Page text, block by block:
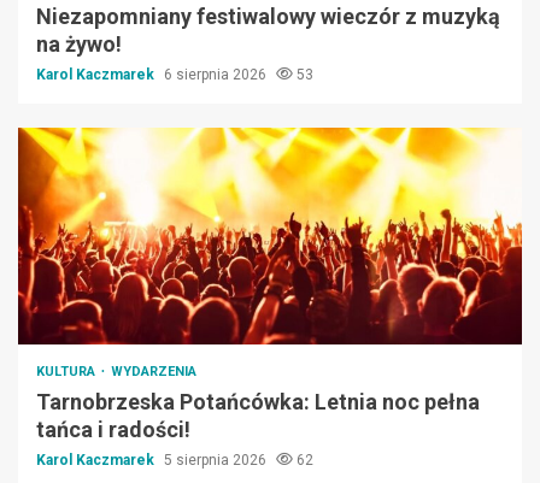
Niezapomniany festiwalowy wieczór z muzyką
na żywo!
Karol Kaczmarek 6 sierpnia 2026 53
KULTURA WYDARZENIA
Tarnobrzeska Potańcówka: Letnia noc pełna
tańca i radości!
Karol Kaczmarek 5 sierpnia 2026 62